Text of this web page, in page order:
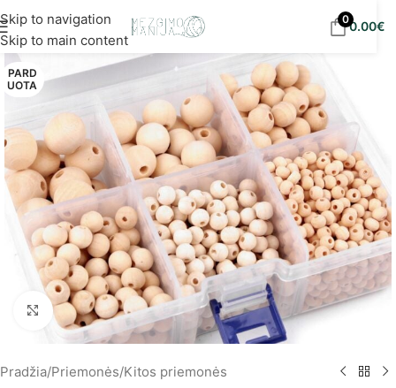
Skip to navigation
Skip to main content
eur!
00.00€
PARD
UOTA
Spustelėkite, norėdami padidinti
Pradžia/Priemonės/Kitos priemonės